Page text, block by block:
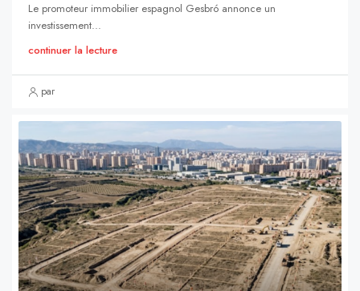
Le promoteur immobilier espagnol Gesbró annonce un
investissement...
continuer la lecture
par